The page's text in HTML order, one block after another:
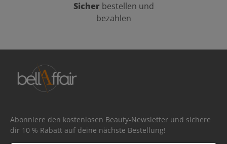
Sicher bestellen und
bezahlen
Abonniere den kostenlosen Beauty-Newsletter und sichere
dir 10 % Rabatt auf deine nächste Bestellung!